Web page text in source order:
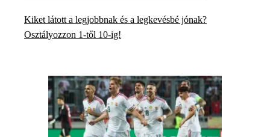
Kiket látott a legjobbnak és a legkevésbé jónak?
Osztályozzon 1-től 10-ig!